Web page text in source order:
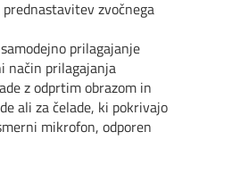
zvočnega
prilagajanje
način prilagajanja
z odprtim obrazom in
ali za čelade, ki pokrivajo
mikrofon, odporen